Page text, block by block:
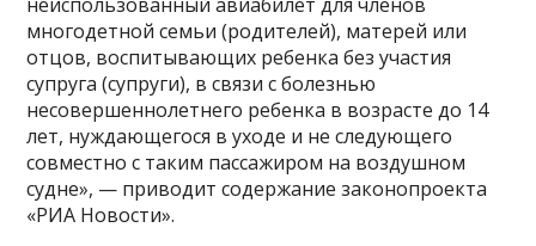
многодетной семьи (родителей), матерей или
отцов, воспитывающих ребенка без участия
супруга (супруги), в связи с болезнью
несовершеннолетнего ребенка в возрасте до 14
лет, нуждающегося в уходе и не следующего
совместно с таким пассажиром на воздушном
судне», — приводит содержание законопроекта
«РИА Новости».